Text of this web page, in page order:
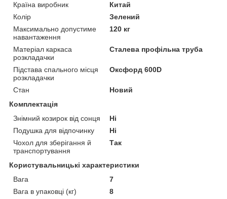
Країна виробник
Китай
Колір
Зелений
Максимально допустиме
навантаження
120 кг
Матеріал каркаса
розкладачки
Сталева профільна труба
Підстава спального місця
розкладачки
Оксфорд 600D
Стан
Новий
Комплектація
Знімний козирок від сонця
Ні
Подушка для відпочинку
Ні
Чохол для зберігання й
транспортування
Так
Користувальницькі характеристики
Вага
7
Вага в упаковці (кг)
8